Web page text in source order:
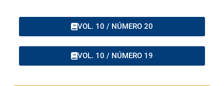
VOL. 10 / NÚMERO 20
VOL. 10 / NÚMERO 19